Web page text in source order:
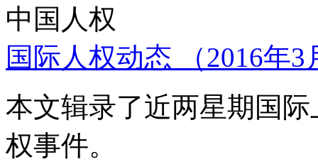
中国人权
国际人权动态 （2016年
本文辑录了近两星期国
权事件。